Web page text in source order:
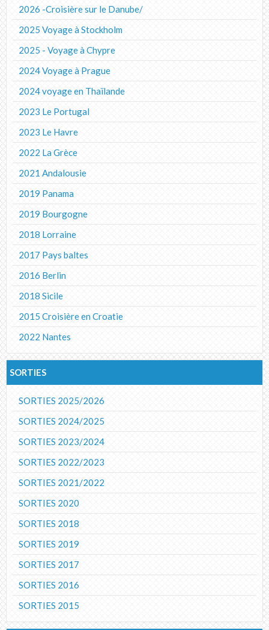
2026 -Croisière sur le Danube/
2025 Voyage à Stockholm
2025 - Voyage à Chypre
2024 Voyage à Prague
2024 voyage en Thaïlande
2023 Le Portugal
2023 Le Havre
2022 La Grèce
2021 Andalousie
2019 Panama
2019 Bourgogne
2018 Lorraine
2017 Pays baltes
2016 Berlin
2018 Sicile
2015 Croisière en Croatie
2022 Nantes
SORTIES
SORTIES 2025/2026
SORTIES 2024/2025
SORTIES 2023/2024
SORTIES 2022/2023
SORTIES 2021/2022
SORTIES 2020
SORTIES 2018
SORTIES 2019
SORTIES 2017
SORTIES 2016
SORTIES 2015